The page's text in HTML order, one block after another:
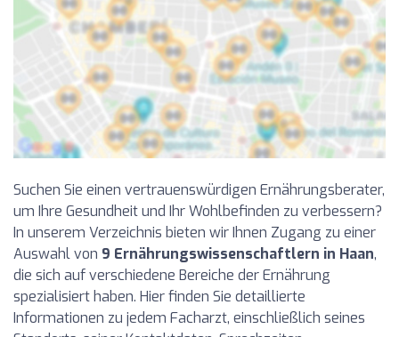
Suchen Sie einen vertrauenswürdigen Ernährungsberater,
um Ihre Gesundheit und Ihr Wohlbefinden zu verbessern?
In unserem Verzeichnis bieten wir Ihnen Zugang zu einer
Auswahl von 9 Ernährungswissenschaftlern in Haan,
die sich auf verschiedene Bereiche der Ernährung
spezialisiert haben. Hier finden Sie detaillierte
Informationen zu jedem Facharzt, einschließlich seines